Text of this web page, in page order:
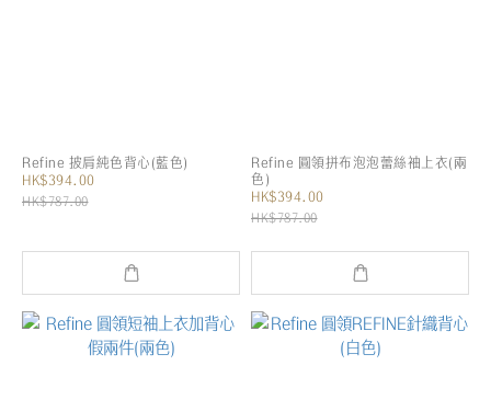
Refine 披肩純色背心(藍色)
HK$394.00
HK$787.00
Refine 圓領拼布泡泡蕾絲袖上衣(兩
色)
HK$394.00
HK$787.00